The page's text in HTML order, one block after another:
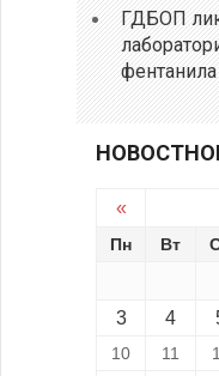
ГДБОП
фентанила
«
Пн Вт
3 4
10
11